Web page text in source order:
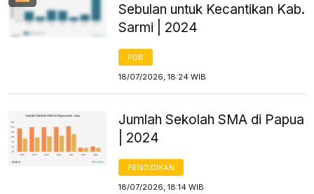
Sebulan untuk Kecantikan Kab.
Sarmi | 2024
PDB
18/07/2026, 18:24 WIB
Jumlah Sekolah SMA di Papua
| 2024
PENDIDIKAN
18/07/2026, 18:14 WIB